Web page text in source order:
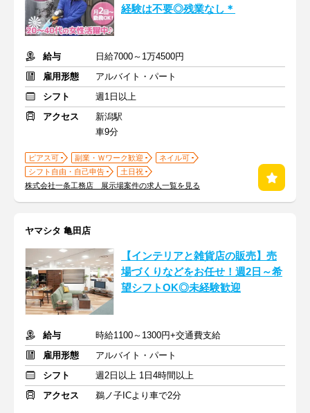
経験は不要◎残業なし＊
給与
日給7000～1万4500円
雇用形態
アルバイト・パート
シフト
週1日以上
アクセス
新潟駅
車9分
ピアス可 副業・Ｗワーク歓迎
ネイル可
シフト自由・自己申告
土日祝
株式会社一条工務店 展示場案件の求人一覧を見る
ヤマシタ 亀田店
【インテリアと雑貨店の販売】売
場づくりなどをお任せ！週2日～希
望シフトOK◎未経験歓迎
給与
時給1100～1300円+交通費支給
雇用形態
アルバイト・パート
シフト
週2日以上 1日4時間以上
アクセス
鵜ノ子ICより車で2分